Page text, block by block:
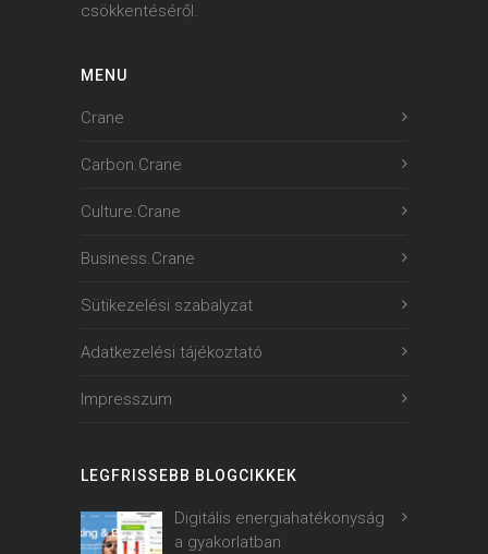
csökkentéséről.
MENU
Crane
Carbon.Crane
Culture.Crane
Business.Crane
Sütikezelési szabalyzat
Adatkezelési tájékoztató
Impresszum
LEGFRISSEBB BLOGCIKKEK
Digitális energiahatékonyság
a gyakorlatban